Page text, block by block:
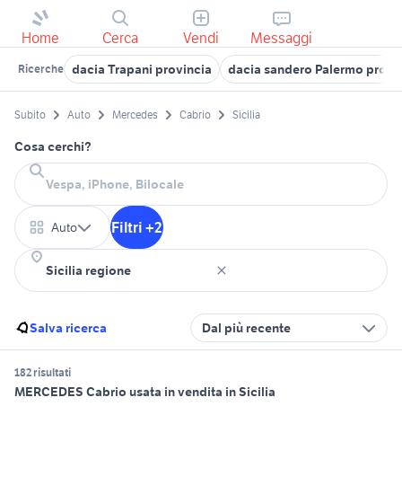
Home Cerca Vendi Messaggi
Ricerche dacia Trapani provincia dacia sandero Palermo
Subito Auto Mercedes Cabrio Sicilia
Cosa cerchi?
Auto Filtri +2
Salva ricerca Dal più recente
182 risultati
MERCEDES Cabrio usata in vendita in Sicilia